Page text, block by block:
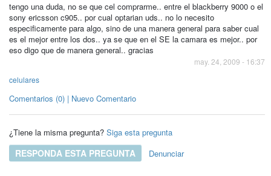
tengo una duda, no se que cel comprarme.. entre el blackberry 9000 o el
sony ericsson c905.. por cual optarian uds.. no lo necesito
especificamente para algo, sino de una manera general para saber cual
es el mejor entre los dos.. ya se que en el SE la camara es mejor.. por
eso digo que de manera general.. gracias
may. 24, 2009 - 16:37
celulares
Comentarios (0) | Nuevo Comentario
¿Tiene la misma pregunta? Siga esta pregunta
RESPONDA ESTA PREGUNTA Denunciar